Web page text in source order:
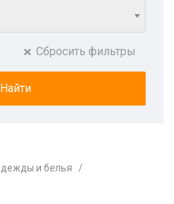
Сбросить фильтры
и белья